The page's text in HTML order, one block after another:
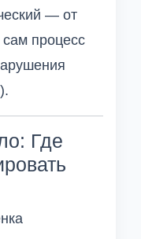
— от
процесс
Где